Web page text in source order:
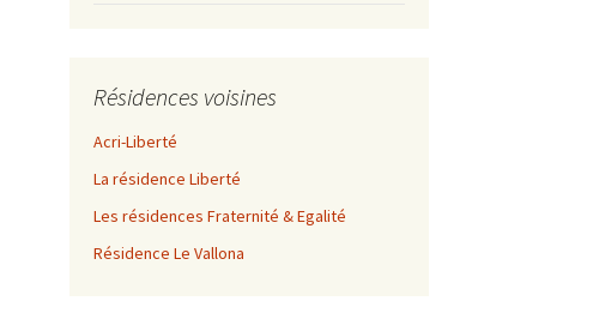
Résidences voisines
Acri-Liberté
La résidence Liberté
Les résidences Fraternité & Egalité
Résidence Le Vallona